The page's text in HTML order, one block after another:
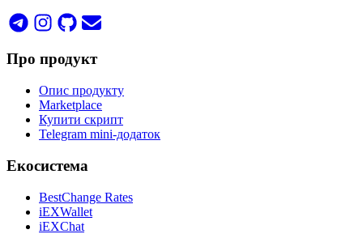
Про продукт
Опис продукту
Marketplace
Купити скрипт
Telegram mini-додаток
Екосистема
BestChange Rates
iEXWallet
iEXChat